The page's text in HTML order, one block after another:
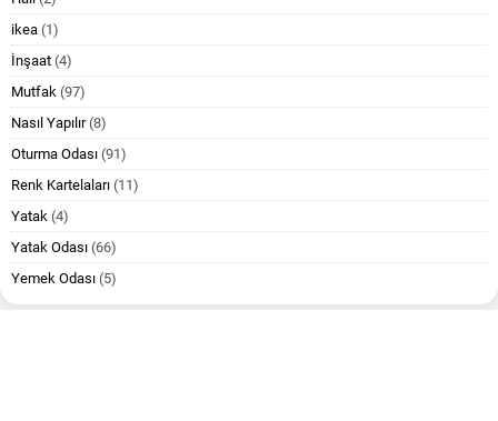
ikea (1)
İnşaat (4)
Mutfak (97)
Nasıl Yapılır(8)
Oturma Odası (91)
Renk Kartelaları (11)
Yatak (4)
Yatak Odası (66)
Yemek Odası (5)